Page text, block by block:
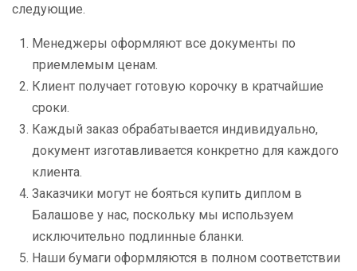
следующие.
Менеджеры оформляют все документы по
приемлемым ценам.
Клиент получает готовую корочку в кратчайшие
сроки.
Каждый заказ обрабатывается индивидуально,
документ изготавливается конкретно для каждого
клиента.
Заказчики могут не бояться купить диплом в
Балашове у нас, поскольку мы используем
исключительно подлинные бланки.
Наши бумаги оформляются в полном соответствии